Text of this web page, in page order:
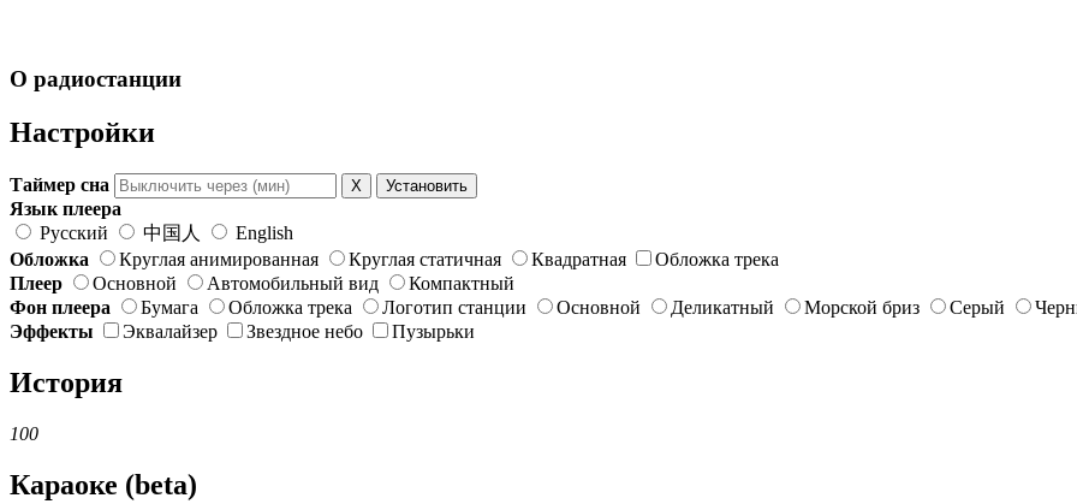
О радиостанции
Настройки
Таймер сна X Установить
Язык плеера
Русский
中国人
English
Обложка
Круглая анимированная Круглая статичная Квадратная
Обложка трека
Плеер
Основной Автомобильный вид
Компактный
Фон плеера
Бумага Обложка трека Логотип станции Основной Деликатный Морской бриз Серый
Эффекты
Эквалайзер Звездное небо Пузырьки
История
100
Караоке (beta)